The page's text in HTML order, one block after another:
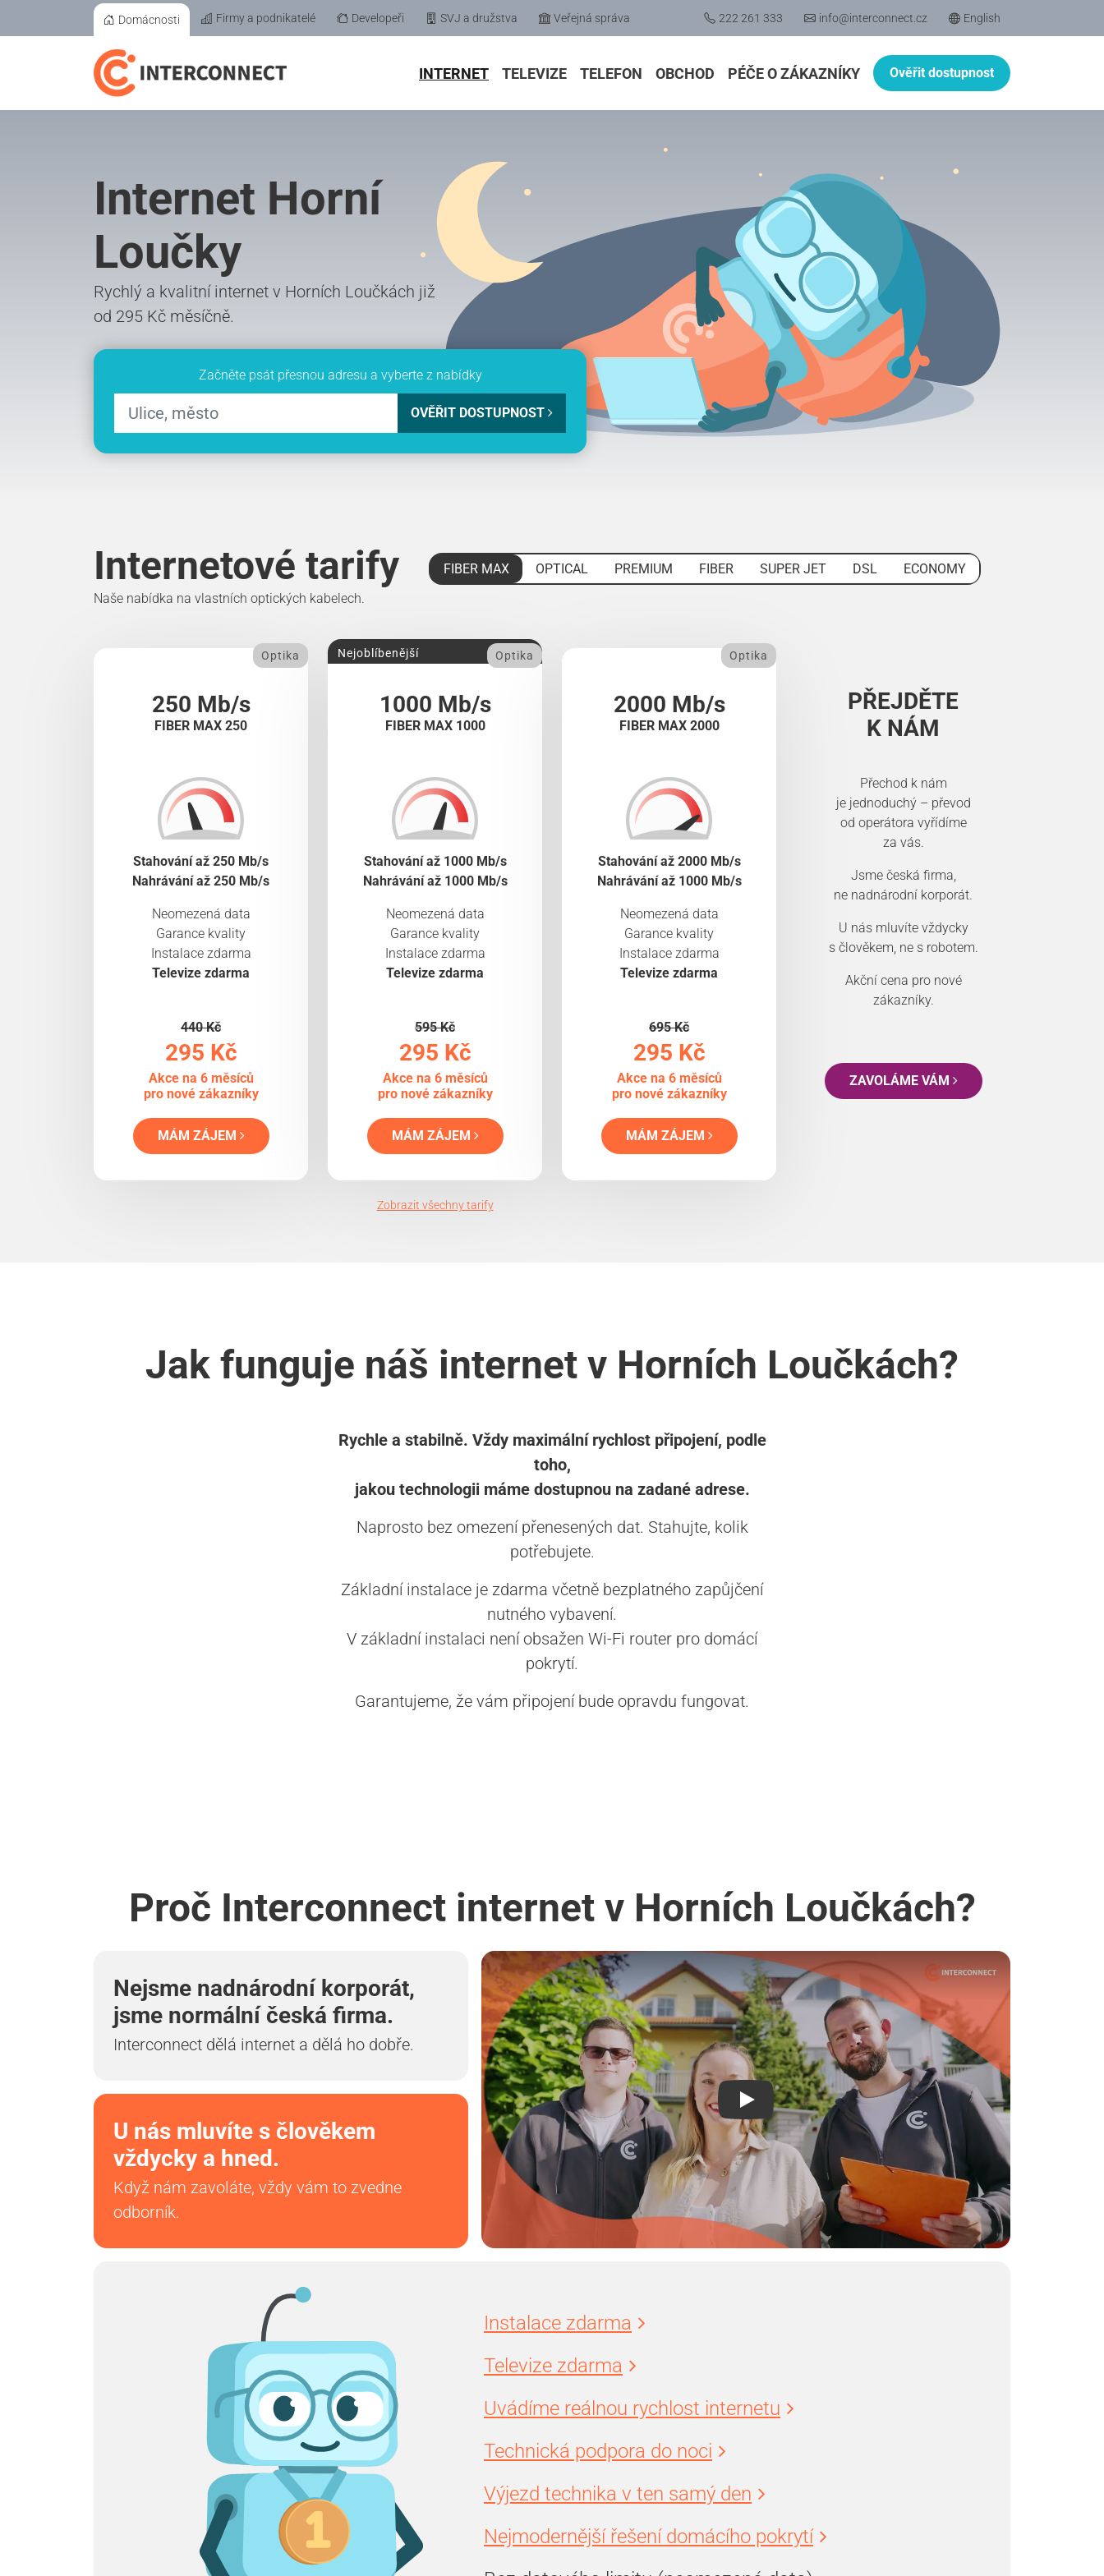
Domácnosti Firmy a podnikatelé Developeři SVJ a družstva Veřejná správa 222 261 333 info@interconnect.cz English
INTERNET TELEVIZE TELEFON OBCHOD PÉČE O ZÁKAZNÍKY Ověřit dostupnost
Internet Horní
Loučky
Rychlý a kvalitní internet v Horních Loučkách již
od 295 Kč měsíčně.
Začněte psát přesnou adresu a vyberte z nabídky
OVĚŘIT DOSTUPNOST
Internetové tarify FIBER MAX OPTICAL PREMIUM FIBER SUPER JET DSL
ECONOMY
Naše nabídka na vlastních optických kabelech.
250 Mb/s
FIBER MAX 250
Optika
Stahování až 250 Mb/s
Nahrávání až 250 Mb/s
Neomezená data
Garance kvality
Instalace zdarma
Televize zdarma
440 Kč
295 Kč
Akce na 6 měsíců
pro nové zákazníky
MÁM ZÁJEM
1000 Mb/s
FIBER MAX 1000
Nejoblíbenější Optika
Stahování až 1000 Mb/s
Nahrávání až 1000 Mb/s
Neomezená data
Garance kvality
Instalace zdarma
Televize zdarma
595 Kč
295 Kč
Akce na 6 měsíců
pro nové zákazníky
MÁM ZÁJEM
2000 Mb/s
FIBER MAX 2000
Optika
Stahování až 2000 Mb/s
Nahrávání až 1000 Mb/s
Neomezená data
Garance kvality
Instalace zdarma
Televize zdarma
695 Kč
295 Kč
Akce na 6 měsíců
pro nové zákazníky
MÁM ZÁJEM
PŘEJDĚTE
K NÁM
Přechod k nám
je jednoduchý – převod
od operátora vyřídíme
za vás.
Jsme česká firma,
ne nadnárodní korporát.
U nás mluvíte vždycky
s člověkem, ne s robotem.
Akční cena pro nové
zákazníky.
ZAVOLÁME VÁM
Zobrazit všechny tarify
Jak funguje náš internet v Horních Loučkách?
Rychle a stabilně. Vždy maximální rychlost připojení, podle
toho,
jakou technologii máme dostupnou na zadané adrese.
Naprosto bez omezení přenesených dat. Stahujte, kolik
potřebujete.
Základní instalace je zdarma včetně bezplatného zapůjčení
nutného vybavení.
V základní instalaci není obsažen Wi-Fi router pro domácí
pokrytí.
Garantujeme, že vám připojení bude opravdu fungovat.
Proč Interconnect internet v Horních Loučkách?
Nejsme nadnárodní korporát,
jsme normální česká firma.
Interconnect dělá internet a dělá ho dobře.
U nás mluvíte s člověkem
vždycky a hned.
Když nám zavoláte, vždy vám to zvedne
odborník.
Instalace zdarma
Televize zdarma
Uvádíme reálnou rychlost internetu
Technická podpora do noci
Výjezd technika v ten samý den
Nejmodernější řešení domácího pokrytí